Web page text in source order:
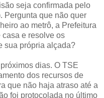
seja confirmada pelo
Pergunta que não quer
ao metrô, a Prefeitura
e resolve os
sua própria alçada?
dias. O TSE
dos recursos de
que não haja atraso até a
foi protocolada no último